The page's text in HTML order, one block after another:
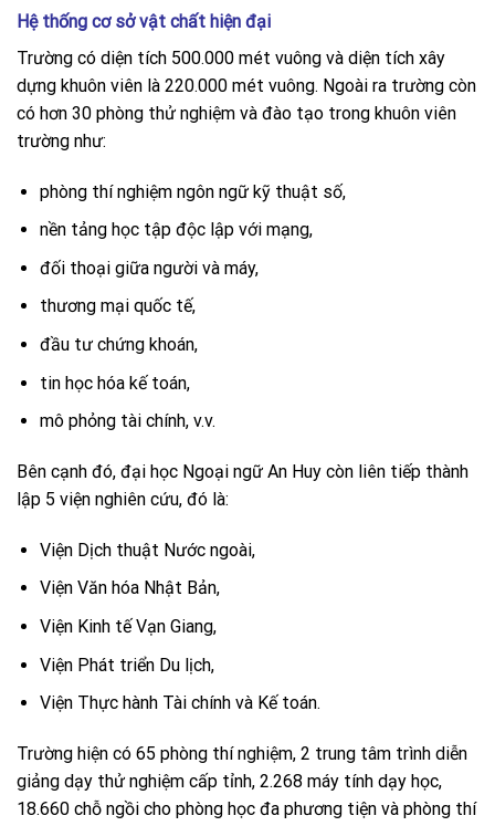
Hệ thống cơ sở vật chất hiện đại
Trường có diện tích 500.000 mét vuông và diện tích xây
dựng khuôn viên là 220.000 mét vuông. Ngoài ra trường còn
có hơn 30 phòng thử nghiệm và đào tạo trong khuôn viên
trường như:
phòng thí nghiệm ngôn ngữ kỹ thuật số,
nền tảng học tập độc lập với mạng,
đối thoại giữa người và máy,
thương mại quốc tế,
đầu tư chứng khoán,
tin học hóa kế toán,
mô phỏng tài chính, v.v.
Bên cạnh đó, đại học Ngoại ngữ An Huy còn liên tiếp thành
lập 5 viện nghiên cứu, đó là:
Viện Dịch thuật Nước ngoài,
Viện Văn hóa Nhật Bản,
Viện Kinh tế Vạn Giang,
Viện Phát triển Du lịch,
Viện Thực hành Tài chính và Kế toán.
Trường hiện có 65 phòng thí nghiệm, 2 trung tâm trình diễn
giảng dạy thử nghiệm cấp tỉnh, 2.268 máy tính dạy học,
18.660 chỗ ngồi cho phòng học đa phương tiện và phòng thí